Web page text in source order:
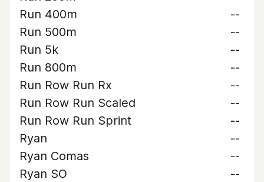
Run 400m
--
Run 500m
--
Run 5k
--
Run 800m
--
Run Row Run Rx
--
Run Row Run Scaled
--
Run Row Run Sprint
--
Ryan
--
Ryan Comas
--
Ryan SO
--